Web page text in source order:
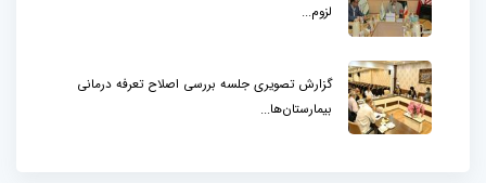
لزوم...
گزارش تصویری جلسه بررسی اصلاح تعرفه درمانی
بیمارستان‌ها...